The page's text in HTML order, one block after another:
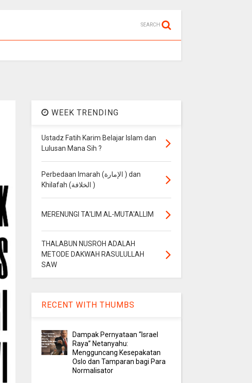
SEARCH
WEEK TRENDING
Ustadz Fatih Karim Belajar Islam dan
Lulusan Mana Sih ?
Perbedaan Imarah (الإمارة ) dan
Khilafah (الخلافة )
MERENUNGI TA'LIM AL-MUTA'ALLIM
THALABUN NUSROH ADALAH
METODE DAKWAH RASULULLAH
SAW
RECENT WITH THUMBS
Dampak Pernyataan “Israel
Raya” Netanyahu:
Mengguncang Kesepakatan
Oslo dan Tamparan bagi Para
Normalisator